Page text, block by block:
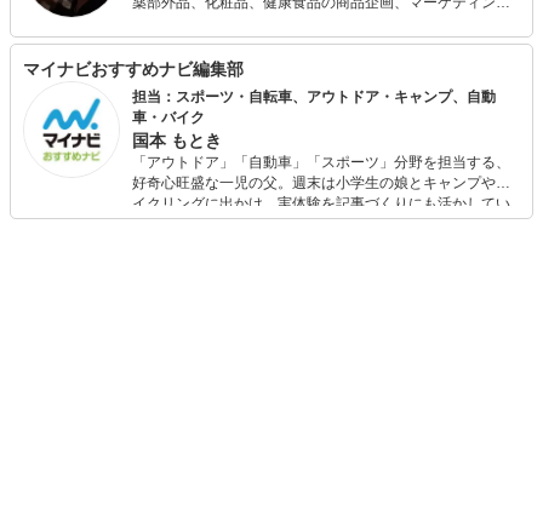
して、青汁マイスター・ソムリエ、薬膳コーディネーター
の資格を有し、これまでに執筆は100事案を超え、商品企
画提案なども含め幅広く活動中。
マイナビおすすめナビ編集部
担当：スポーツ・自転車、アウトドア・キャンプ、自動
車・バイク
国本 もとき
「アウトドア」「自動車」「スポーツ」分野を担当する、
好奇心旺盛な一児の父。週末は小学生の娘とキャンプやサ
イクリングに出かけ、実体験を記事づくりにも活かしてい
ます。読者の「知りたい」を分かりやすく届けることをモ